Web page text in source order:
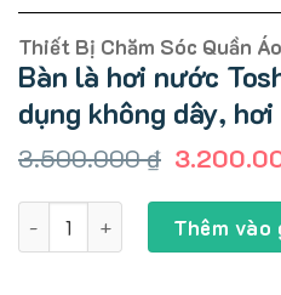
Thiết Bị Chăm Sóc Quần Áo
Bàn là hơi nước
dụng không dây,
3.500.000₫ Giá
là:
Bàn là hơi nước Toshiba
Thêm vào